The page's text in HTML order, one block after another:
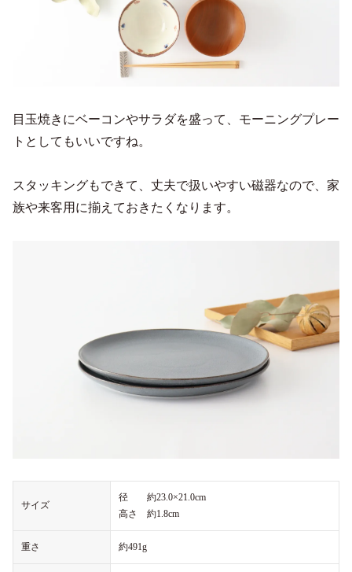
目玉焼きにベーコンやサラダを盛って、モーニングプレー
トとしてもいいですね。
スタッキングもできて、丈夫で扱いやすい磁器なので、家
族や来客用に揃えておきたくなります。
サイズ
径 約23.0×21.0cm
高さ 約1.8cm
重さ 約491g